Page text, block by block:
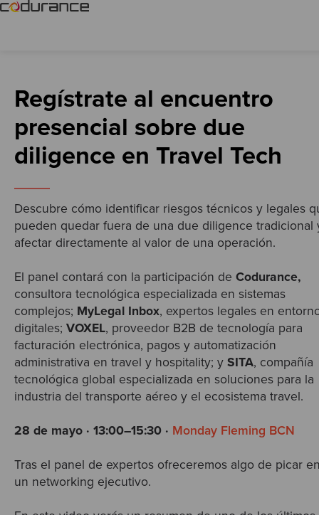
Regístrate al encuentro
presencial sobre due
diligence en Travel Tech
Descubre cómo identificar riesgos técnicos y legales
pueden quedar fuera de una due diligence tradicional
afectar directamente al valor de una operación.
El panel contará con la participación de Codurance,
consultora tecnológica especializada en sistemas
complejos; MyLegal Inbox, expertos legales en
digitales; VOXEL, proveedor B2B de tecnología para
facturación electrónica, pagos y automatización
administrativa en travel y hospitality; y SITA, compañía
tecnológica global especializada en soluciones para la
industria del transporte aéreo y el ecosistema travel.
28 de mayo · 13:00–15:30 · Monday Fleming BCN
Tras el panel de expertos ofreceremos algo de picar
un networking ejecutivo.